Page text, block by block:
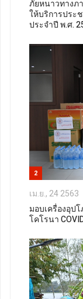
ภัยหนาวทางภ
ให้บริการประ
ประจำปี พ.ศ.
2
เม.ย., 24 2563
มอบเครื่องอุป
โคโรนา